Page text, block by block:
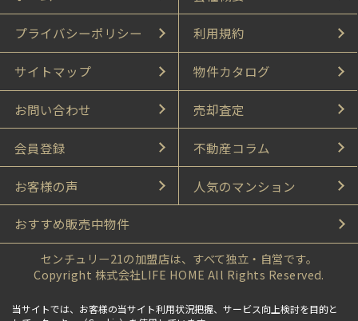
プライバシーポリシー 利用規約
サイトマップ 物件カタログ
お問い合わせ 売却査定
会員登録 不動産コラム
お客様の声 人気のマンション
おすすめ販売中物件
センチュリー21の加盟店は、すべて独立・自営です。
Copyright 株式会社LIFE HOME All Rights Reserved.
当サイトでは、お客様の当サイト利用状況把握、サービス向上検討を目的と